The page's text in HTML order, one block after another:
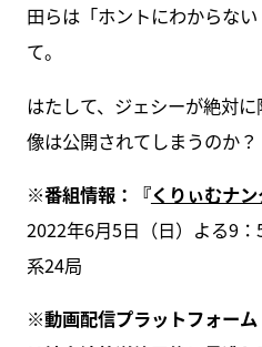
田らは「ホントにわからな
て。
はたして、ジェシーが絶対
像は公開されてしまうのか？
※番組情報：『くりぃむナン
2022年6月5日（日）よる9
系24局
※動画配信プラットフォーム